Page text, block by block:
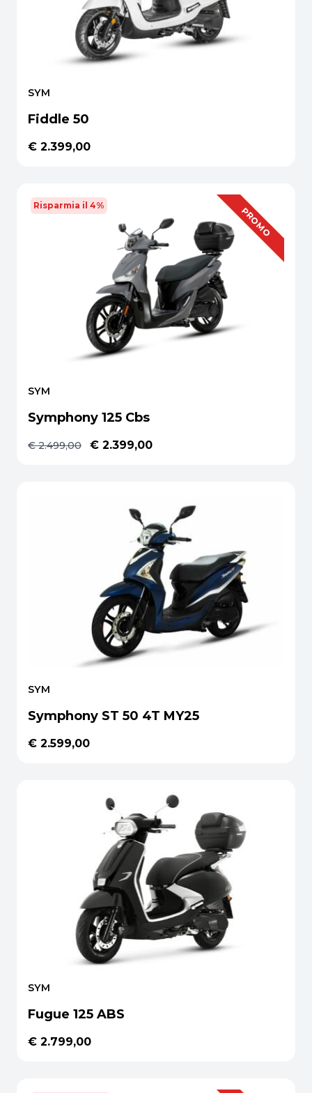
SYM
Fiddle 50
€ 2.399,00
OFFERTA
PROMO
Risparmia il 4%
SYM
Symphony 125 Cbs
€ 2.499,00 € 2.399,00
SYM
Symphony ST 50 4T MY25
€ 2.599,00
SYM
Fugue 125 ABS
€ 2.799,00